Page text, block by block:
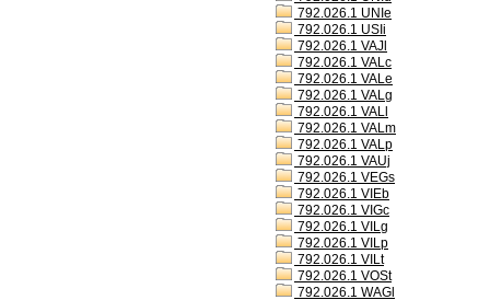
792.026.1 UNIe
792.026.1 USIi
792.026.1 VAJl
792.026.1 VALc
792.026.1 VALe
792.026.1 VALg
792.026.1 VALl
792.026.1 VALm
792.026.1 VALp
792.026.1 VAUj
792.026.1 VEGs
792.026.1 VIEb
792.026.1 VIGc
792.026.1 VILg
792.026.1 VILp
792.026.1 VILt
792.026.1 VOSt
792.026.1 WAGl